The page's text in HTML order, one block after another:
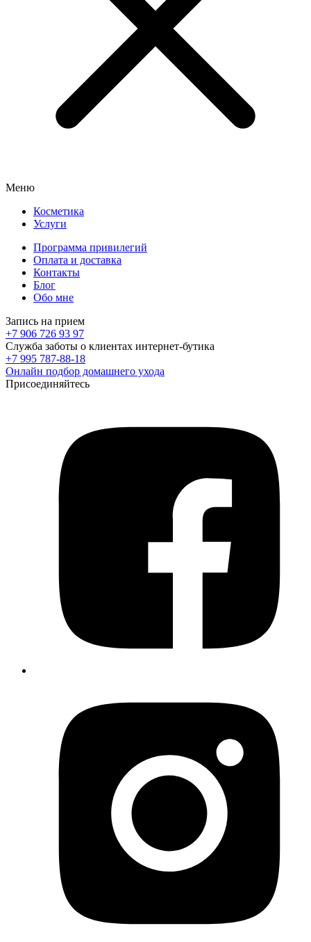
Меню
Косметика
Услуги
Программа привилегий
Оплата и доставка
Контакты
Блог
Обо мне
Запись на прием
+7 906 726 93 97
Служба заботы о клиентах интернет-бутика
+7 995 787-88-18
Онлайн подбор домашнего ухода
Присоединяйтесь